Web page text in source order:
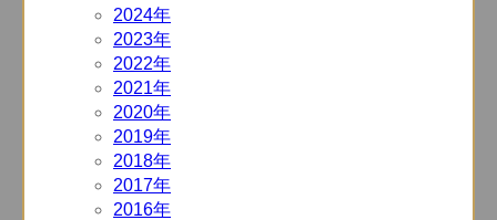
2024年
2023年
2022年
2021年
2020年
2019年
2018年
2017年
2016年